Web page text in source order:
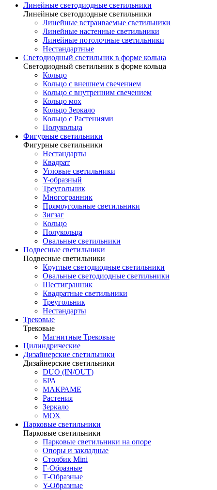
Линейные светодиодные светильники
Линейные светодиодные светильники
Линейные встраиваемые светильники
Линейные настенные светильники
Линейные потолочные светильники
Нестандартные
Светодиодный светильник в форме кольца
Светодиодный светильник в форме кольца
Кольцо
Кольцо с внешнем свечением
Кольцо с внутренним свечением
Кольцо мох
Кольцо Зеркало
Кольцо с Растениями
Полукольца
Фигурные светильники
Фигурные светильники
Нестандарты
Квадрат
Угловые светильники
Y-образный
Треугольник
Многогранник
Прямоугольные светильники
Зигзаг
Кольцо
Полукольца
Овальные светильники
Подвесные светильники
Подвесные светильники
Круглые светодиодные светильники
Овальные светодиодные светильники
Шестигранник
Квадратные светильники
Треугольник
Нестандарты
Трековые
Трековые
Магнитные Трековые
Цилиндрические
Дизайнерские светильники
Дизайнерские светильники
DUO (IN/OUT)
БРА
МАКРАМЕ
Растения
Зеркало
МОХ
Парковые светильники
Парковые светильники
Парковые светильники на опоре
Опоры и закладные
Столбик Mini
Г-Образные
Т-Образные
Y-Образные